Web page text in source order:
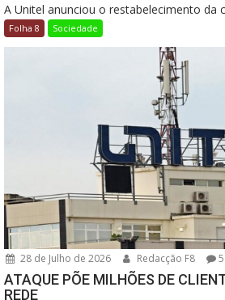
A Unitel anunciou o restabelecimento da
Folha 8 Sociedade
28 de Julho de 2026 Redacção F8 5
ATAQUE PÕE MILHÕES DE
REDE